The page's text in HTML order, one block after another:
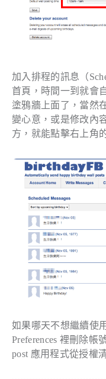
加入排程的訊息（
首頁，時間一到就會
塗鴉牆上面了，當然
變心意，或是修改內
方，就能點擊右上角
如果哪天不想繼續使
Preferences 裡刪除帳
post 應用程式從授權